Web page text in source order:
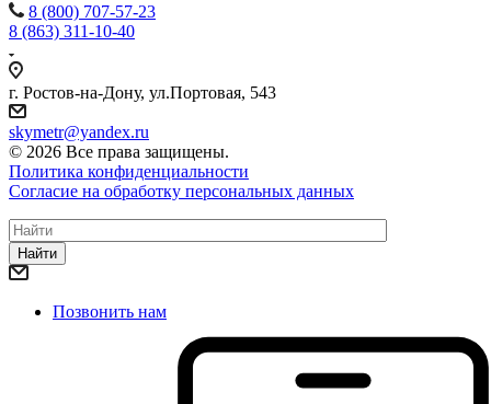
8 (800) 707-57-23
8 (863) 311-10-40
г. Ростов-на-Дону, ул.Портовая, 543
skymetr@yandex.ru
© 2026 Все права защищены.
Политика конфиденциальности
Согласие на обработку персональных данных
Найти
Позвонить нам